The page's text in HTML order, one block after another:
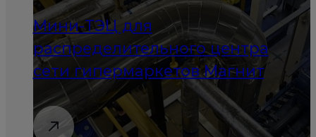
Мини-ТЭЦ для
распределительного центра
сети гипермаркетов Магнит